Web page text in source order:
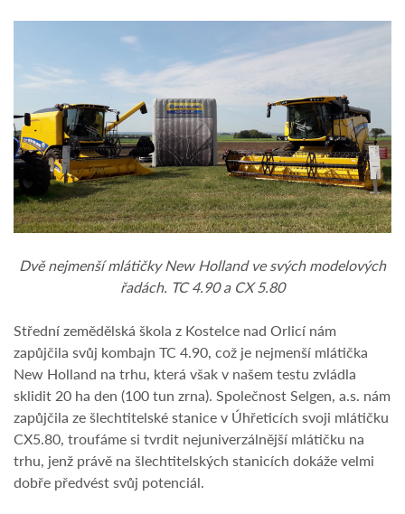
Dvě nejmenší mlátičky New Holland ve svých modelových
řadách. TC 4.90 a CX 5.80
Střední zemědělská škola z Kostelce nad Orlicí nám
zapůjčila svůj kombajn TC 4.90, což je nejmenší mlátička
New Holland na trhu, která však v našem testu zvládla
sklidit 20 ha den (100 tun zrna). Společnost Selgen, a.s. nám
zapůjčila ze šlechtitelské stanice v Úhřeticích svoji mlátičku
CX5.80, troufáme si tvrdit nejuniverzálnější mlátičku na
trhu, jenž právě na šlechtitelských stanicích dokáže velmi
dobře předvést svůj potenciál.